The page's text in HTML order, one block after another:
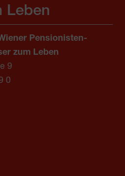
Leben
Pensionisten-
zum Leben
9
0